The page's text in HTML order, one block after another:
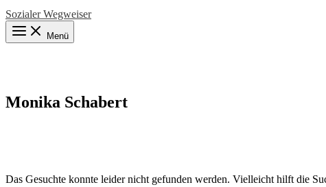
Sozialer Wegweiser
Menü
Monika Schabert
Das Gesuchte konnte leider nicht gefunden werden. Vielleicht hilft die